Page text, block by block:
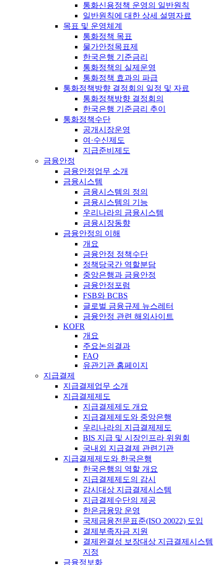
통화신용정책 운영의 일반원칙
일반원칙에 대한 상세 설명자료
목표 및 운영체계
통화정책 목표
물가안정목표제
한국은행 기준금리
통화정책의 실제운영
통화정책 효과의 파급
통화정책방향 결정회의 일정 및 자료
통화정책방향 결정회의
한국은행 기준금리 추이
통화정책수단
공개시장운영
여·수신제도
지급준비제도
금융안정
금융안정업무 소개
금융시스템
금융시스템의 정의
금융시스템의 기능
우리나라의 금융시스템
금융시장동향
금융안정의 이해
개요
금융안정 정책수단
정책당국간 역할분담
중앙은행과 금융안정
금융안정포럼
FSB와 BCBS
글로벌 금융규제 뉴스레터
금융안정 관련 해외사이트
KOFR
개요
주요논의결과
FAQ
유관기관 홈페이지
지급결제
지급결제업무 소개
지급결제제도
지급결제제도 개요
지급결제제도와 중앙은행
우리나라의 지급결제제도
BIS 지급 및 시장인프라 위원회
국내외 지급결제 관련기관
지급결제제도와 한국은행
한국은행의 역할 개요
지급결제제도의 감시
감시대상 지급결제시스템
지급결제수단의 제공
한은금융망 운영
국제금융전문표준(ISO 20022) 도입
결제부족자금 지원
결제완결성 보장대상 지급결제시스템
지정
금융정보화